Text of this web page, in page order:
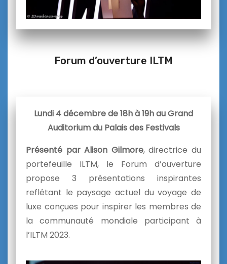
Forum d’ouverture ILTM
Lundi 4 décembre de 18h à 19h au Grand
Auditorium du Palais des Festivals
Présenté par Alison Gilmore, directrice du
portefeuille ILTM, le Forum d’ouverture
propose 3 présentations inspirantes
reflétant le paysage actuel du voyage de
luxe conçues pour inspirer les membres de
la communauté mondiale participant à
l’ILTM 2023.